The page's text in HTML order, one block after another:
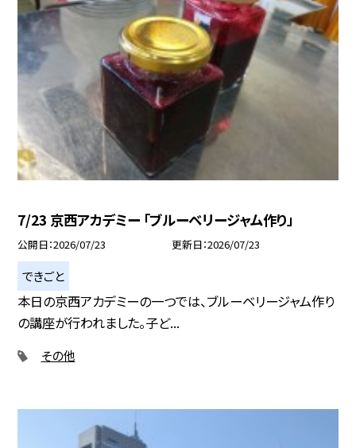
7/23 京西アカデミー 「ブルーベリージャム作り」
公開日 2026/07/23 更新日 2026/07/23
できごと
本日の京西アカデミーの一つでは、ブルーベリージャム作り
の講座が行われました。子ど...
その他